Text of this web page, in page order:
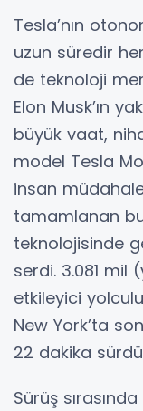
Tesla’nın
uzun süredir
de teknoloji
Elon Musk’ın
büyük vaat,
model Tesla
insan
tamamlanan
teknolojisinde
serdi. 3.081 mil
etkileyici
New York’ta
22 dakika
Sürüş